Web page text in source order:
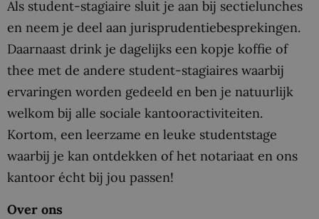
Als student-stagiaire sluit je aan bij sectielunches
en neem je deel aan jurisprudentiebesprekingen.
Daarnaast drink je dagelijks een kopje koffie of
thee met de andere student-stagiaires waarbij
ervaringen worden gedeeld en ben je natuurlijk
welkom bij alle sociale kantooractiviteiten.
Kortom, een leerzame en leuke studentstage
waarbij je kan ontdekken of het notariaat en ons
kantoor écht bij jou passen!
Over ons